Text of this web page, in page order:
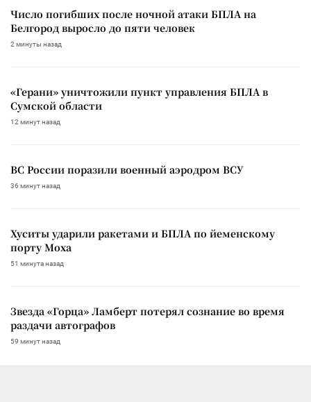
Число погибших после ночной атаки БПЛА на
Белгород выросло до пяти человек
2 минуты назад
«Герани» уничтожили пункт управления БПЛА в
Сумской области
12 минут назад
ВС России поразили военный аэродром ВСУ
36 минут назад
Хуситы ударили ракетами и БПЛА по йеменскому
порту Моха
51 минута назад
Звезда «Горца» Ламберт потерял сознание во время
раздачи автографов
59 минут назад